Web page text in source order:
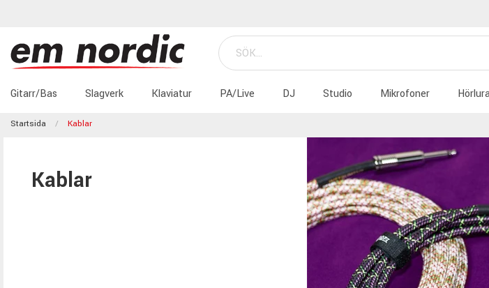
Gitarr/Bas Slagverk Klaviatur PA/Live DJ Studio Mikrofoner
Startsida Kablar
Kablar